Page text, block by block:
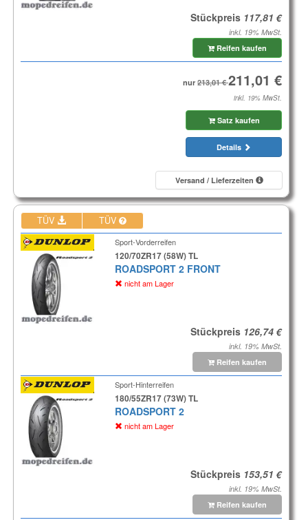
Stückpreis
inkl. 19% MwSt.
Reifen kaufen
nur
inkl. 19% MwSt.
Satz kaufen
Details
Versand / Lieferzeiten
TÜV TÜV
Sport-Vorderreifen
120/70ZR17 (58W) TL
ROADSPORT 2 FRONT
nicht am Lager
Stückpreis
inkl. 19% MwSt.
Reifen kaufen
Sport-Hinterreifen
180/55ZR17 (73W) TL
ROADSPORT 2
nicht am Lager
Stückpreis
inkl. 19% MwSt.
Reifen kaufen